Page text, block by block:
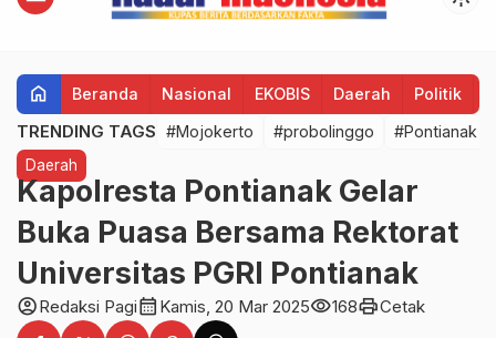
home Beranda Nasional EKOBIS Daerah Politik
TRENDING TAGS #Mojokerto #probolinggo #Pontianak
Daerah
Kapolresta Pontianak Gelar
Buka Puasa Bersama Rektorat
Universitas PGRI Pontianak
account_circleRedaksi Pagicalendar_month Kamis, 20 Mar 2025visibility168printCetak